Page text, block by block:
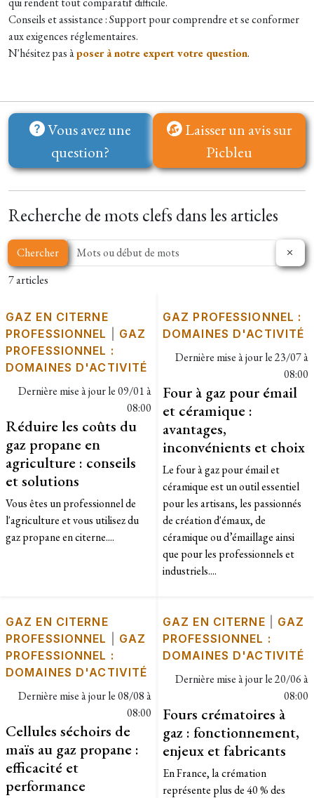
Conseils et assistance : Support pour comprendre et se conformer
aux exigences réglementaires.
N'hésitez pas àposer à notre expert votre question.
Vous avez une
question?
Laisser un avis sur
Picbleu
Recherche de mots clefs dans les articles
Chercher
7 articles
GAZ EN CITERNE
PROFESSIONNEL
GAZ
PROFESSIONNEL :
DOMAINES D'ACTIVITÉ
Dernière mise à jour le09/01 à
08:00
Réduire les coûts du
gaz propane en
agriculture : conseils
et solutions
Vous êtes un professionnel de
l'agriculture et vous utilisez du
gaz propane en citerne....
GAZ PROFESSIONNEL :
DOMAINES D'ACTIVITÉ
Dernière mise à jour le23/07 à
08:00
Four à gaz pour émail
et céramique :
avantages,
inconvénients et choix
Le four à gaz pour émail et
céramique est un outil essentiel
pour les artisans, les passionnés
de création d'émaux, de
céramique ou d’émaillage ainsi
que pour les professionnels et
industriels....
GAZ EN CITERNE
PROFESSIONNEL
GAZ
PROFESSIONNEL :
DOMAINES D'ACTIVITÉ
Dernière mise à jour le08/08 à
08:00
Cellules séchoirs de
maïs au gaz propane :
efficacité et
performance
GAZ EN CITERNE
GAZ
PROFESSIONNEL :
DOMAINES D'ACTIVITÉ
Dernière mise à jour le20/06 à
08:00
Fours crématoires à
gaz : fonctionnement,
enjeux et fabricants
En France, la crémation
représente plus de 40 % des